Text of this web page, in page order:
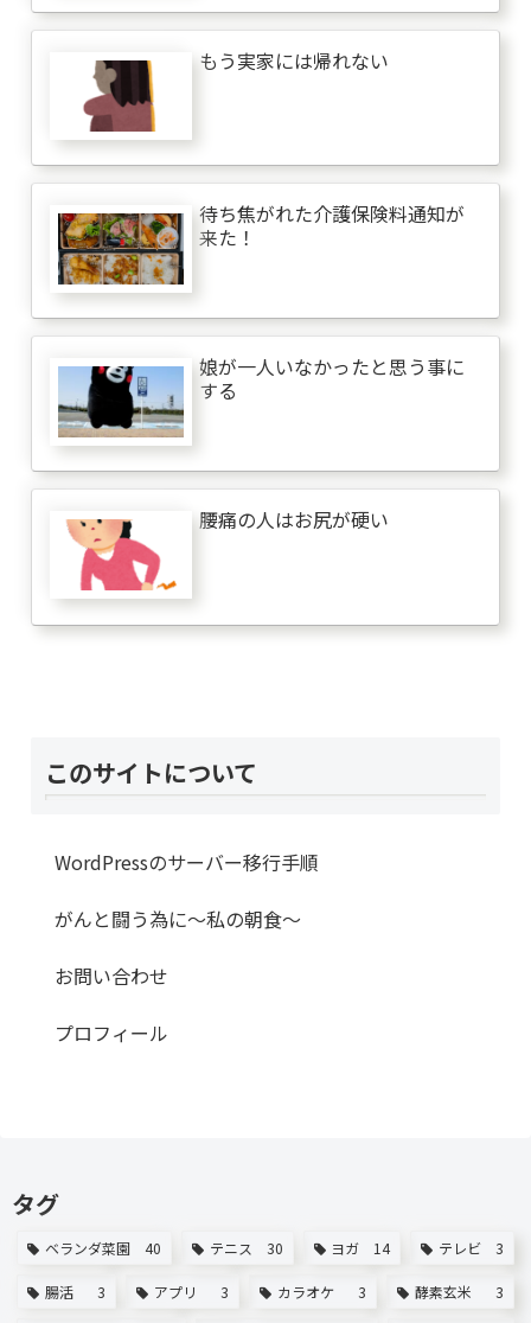
もう実家には帰れない
待ち焦がれた介護保険料通知が
来た！
娘が一人いなかったと思う事に
する
腰痛の人はお尻が硬い
このサイトについて
WordPressのサーバー移行手順
がんと闘う為に～私の朝食～
お問い合わせ
プロフィール
タグ
ベランダ菜園 40 テニス 30 ヨガ 14 テレビ 3
腸活 3 アプリ 3 カラオケ 3 酵素玄米 3